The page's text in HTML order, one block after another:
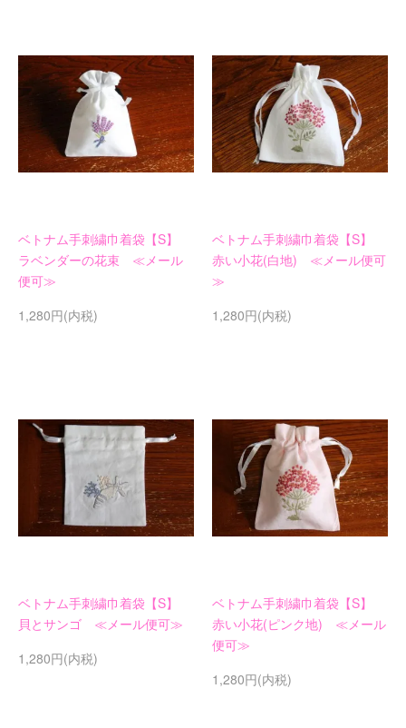
ベトナム手刺繍巾着袋【S】
ラベンダーの花束 ≪メール
便可≫
1,280円(内税)
ベトナム手刺繍巾着袋【S】
赤い小花(白地) ≪メール便可
≫
1,280円(内税)
ベトナム手刺繍巾着袋【S】
貝とサンゴ ≪メール便可≫
1,280円(内税)
ベトナム手刺繍巾着袋【S】
赤い小花(ピンク地) ≪メール
便可≫
1,280円(内税)